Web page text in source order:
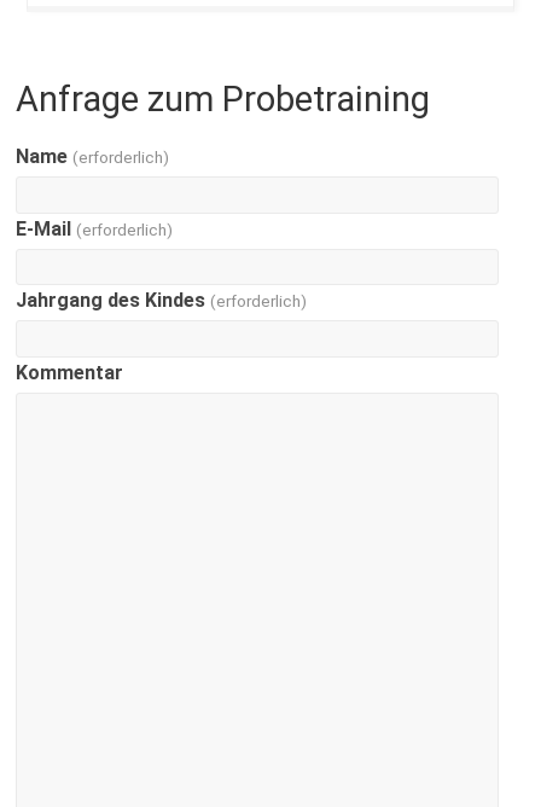
Anfrage zum Probetraining
Name (erforderlich)
E-Mail (erforderlich)
Jahrgang des Kindes (erforderlich)
Kommentar